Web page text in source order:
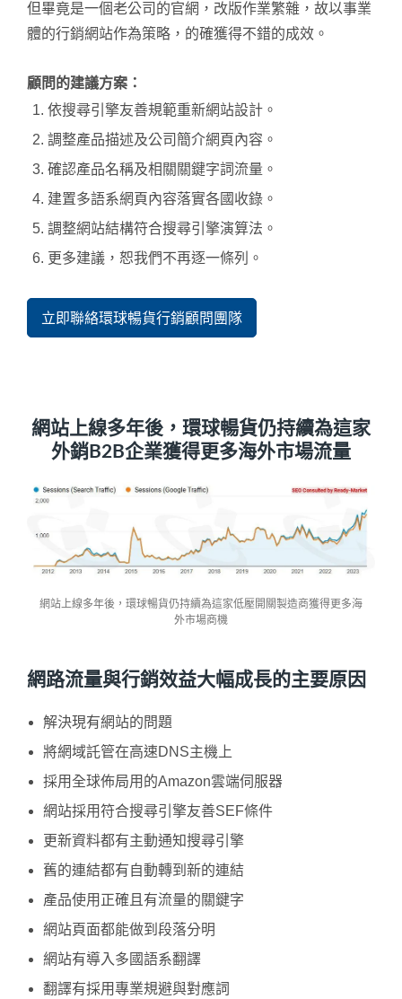
但畢竟是一個老公司的官網，改版作業繁雜，故以事業
體的行銷網站作為策略，的確獲得不錯的成效。
顧問的建議方案：
依搜尋引擎友善規範重新網站設計。
調整產品描述及公司簡介網頁內容。
確認產品名稱及相關關鍵字詞流量。
建置多語系網頁內容落實各國收錄。
調整網站結構符合搜尋引擎演算法。
更多建議，恕我們不再逐一條列。
立即聯絡環球暢貨行銷顧問團隊
網站上線多年後，環球暢貨仍持續為這家
外銷B2B企業獲得更多海外市場流量
網站上線多年後，環球暢貨仍持續為這家低壓開關製造商獲得更多海
外市場商機
網路流量與行銷效益大幅成長的主要原因
解決現有網站的問題
將網域託管在高速DNS主機上
採用全球佈局用的Amazon雲端伺服器
網站採用符合搜尋引擎友善SEF條件
更新資料都有主動通知搜尋引擎
舊的連結都有自動轉到新的連結
產品使用正確且有流量的關鍵字
網站頁面都能做到段落分明
網站有導入多國語系翻譯
翻譯有採用專業規避與對應詞